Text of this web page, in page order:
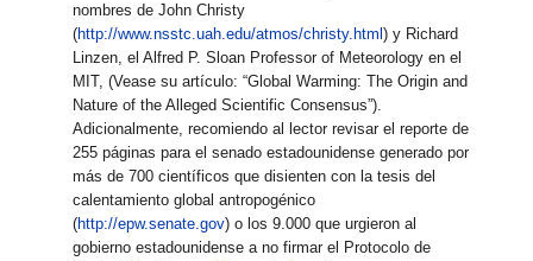
nombres de John Christy
(http://www.nsstc.uah.edu/atmos/christy.html) y Richard
Linzen, el Alfred P. Sloan Professor of Meteorology en el
MIT, (Vease su artículo: “Global Warming: The Origin and
Nature of the Alleged Scientific Consensus”).
Adicionalmente, recomiendo al lector revisar el reporte de
255 páginas para el senado estadounidense generado por
más de 700 científicos que disienten con la tesis del
calentamiento global antropogénico
(http://epw.senate.gov) o los 9.000 que urgieron al
gobierno estadounidense a no firmar el Protocolo de